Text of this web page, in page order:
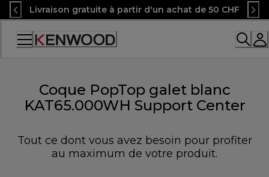
Skip
to
Content
Livraison gratuite à partir d'un achat de 50 CHF
Accessibility
Coque PopTop galet blanc
KAT65.000WH Support Center
Tout ce dont vous avez besoin pour profiter
au maximum de votre produit.